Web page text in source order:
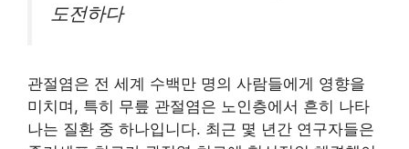
도전하다
관절염은 전 세계 수백만 명의 사람들에게 영향을
미치며, 특히 무릎 관절염은 노인층에서 흔히 나타
나는 질환 중 하나입니다. 최근 몇 년간 연구자들은